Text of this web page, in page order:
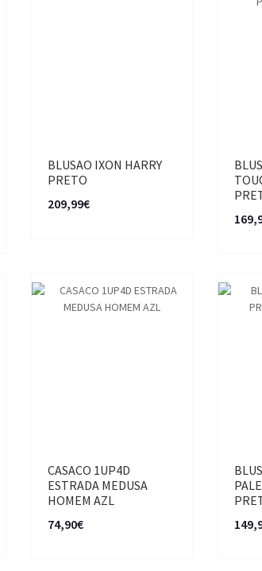
BLUSAO IXON HARRY
PRETO
209,99€
CASACO 1UP4D
ESTRADA MEDUSA
HOMEM AZL
74,90€